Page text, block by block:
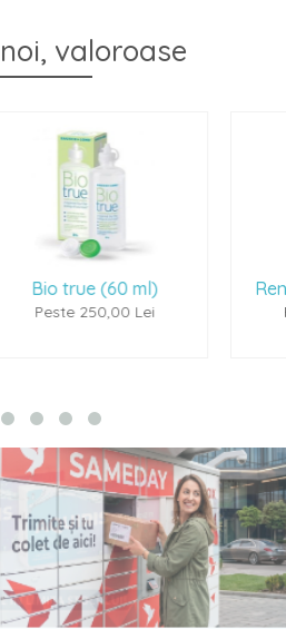
valoroase
ml) Renu Multiplus